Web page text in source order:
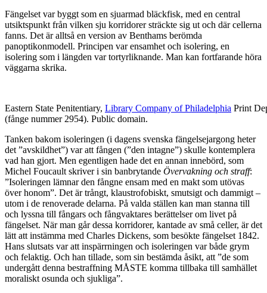
Fängelset var byggt som en sjuarmad bläckfisk, med en central
utsiktspunkt från vilken sju korridorer sträckte sig ut och där cellerna
fanns. Det är alltså en version av Benthams berömda
panoptikonmodell. Principen var ensamhet och isolering, en
isolering som i längden var tortyrliknande. Man kan fortfarande höra
väggarna skrika.
Eastern State Penitentiary, Library Company of Philadelphia Print
(fånge nummer 2954). Public domain.
Tanken bakom isoleringen (i dagens svenska fängelsejargong heter
det ”avskildhet”) var att fången (”den intagne”) skulle kontemplera
vad han gjort. Men egentligen hade det en annan innebörd, som
Michel Foucault skriver i sin banbrytande Övervakning och straff:
”Isoleringen lämnar den fångne ensam med en makt som utövas
över honom”. Det är trångt, klaustrofobiskt, smutsigt och dammigt –
utom i de renoverade delarna. På valda ställen kan man stanna till
och lyssna till fångars och fångvaktares berättelser om livet på
fängelset. När man går dessa korridorer, kantade av små celler, är det
lätt att instämma med Charles Dickens, som besökte fängelset 1842.
Hans slutsats var att inspärrningen och isoleringen var både grym
och felaktig. Och han tillade, som sin bestämda åsikt, att ”de som
undergått denna bestraffning MÅSTE komma tillbaka till samhället
moraliskt osunda och sjukliga”.